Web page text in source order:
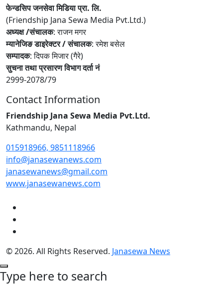
फेन्डसिप जनसेवा मिडिया प्रा. लि.
(Friendship Jana Sewa Media Pvt.Ltd.)
अध्यक्ष /संचालक: राजन मगर
म्यानेजिङ डाइरेक्टर / संचालक: रमेश बसेल
सम्पादक: दिपक मिजार (गैरे)
सुचना तथा प्रसारण विभाग दर्ता नं
2999-2078/79
Contact Information
Friendship Jana Sewa Media Pvt.Ltd.
Kathmandu, Nepal
015918966, 9851118966
info@janasewanews.com
janasewanews@gmail.com
www.janasewanews.com
© 2026. All Rights Reserved. Janasewa News
Type here to search